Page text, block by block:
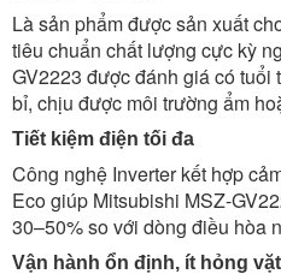
Là sản phẩm được sản xuất
tiêu chuẩn chất lượng cực kỳ
GV2223 được đánh giá có tuổi
bỉ, chịu được môi trường ẩm
Tiết kiệm điện tối đa
Công nghệ Inverter kết hợp
Eco giúp Mitsubishi MSZ-
30–50% so với dòng điều hòa
Vận hành ổn định, ít hỏng vặt